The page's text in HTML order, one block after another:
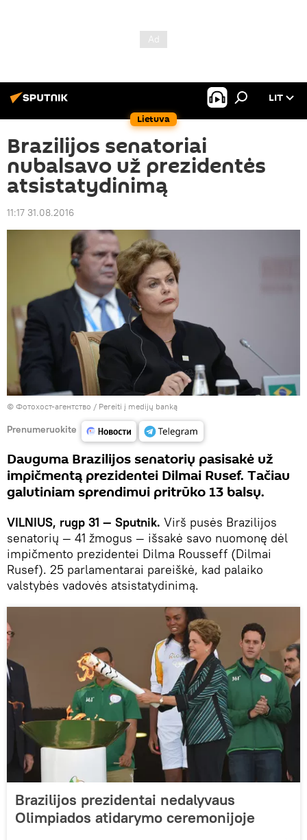
Lietuva
LIT
Brazilijos senatoriai
nubalsavo už prezidentės
atsistatydinimą
11:17 31.08.2016
© Фотохост-агентство / Pereiti į medijų banką
Prenumeruokite
Dauguma Brazilijos senatorių pasisakė už
impičmentą prezidentei Dilmai Rusef. Tačiau
galutiniam sprendimui pritrūko 13 balsų.
VILNIUS, rugp 31 — Sputnik. Virš pusės Brazilijos
senatorių — 41 žmogus — išsakė savo nuomonę dėl
impičmento prezidentei Dilma Rousseff (Dilmai
Rusef). 25 parlamentarai pareiškė, kad palaiko
valstybės vadovės atsistatydinimą.
Brazilijos prezidentai nedalyvaus
Olimpiados atidarymo ceremonijoje